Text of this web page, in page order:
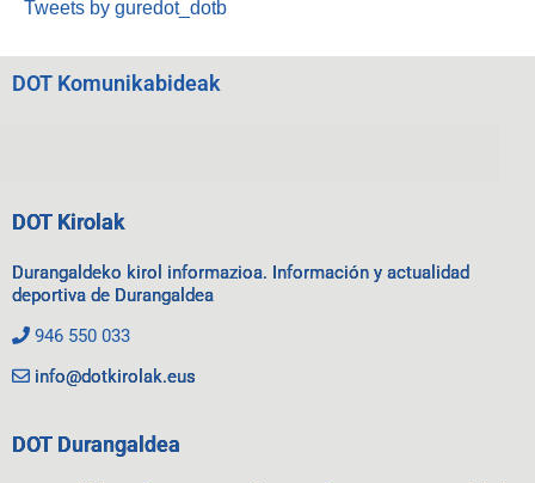
Tweets by guredot_dotb
DOT Komunikabideak
DOT Kirolak
Durangaldeko kirol informazioa. Información y actualidad
deportiva de Durangaldea
946 550 033
info@dotkirolak.eus
DOT Durangaldea